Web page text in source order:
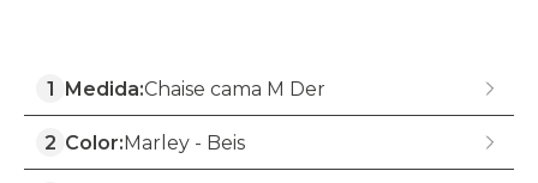
1 Medida:Chaise cama M Der
2 Color: Marley - Beis